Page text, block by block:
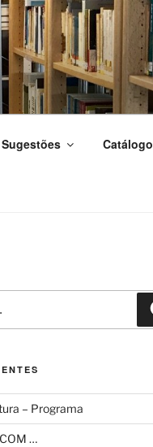
Sugestões Catálogo
– Programa
…